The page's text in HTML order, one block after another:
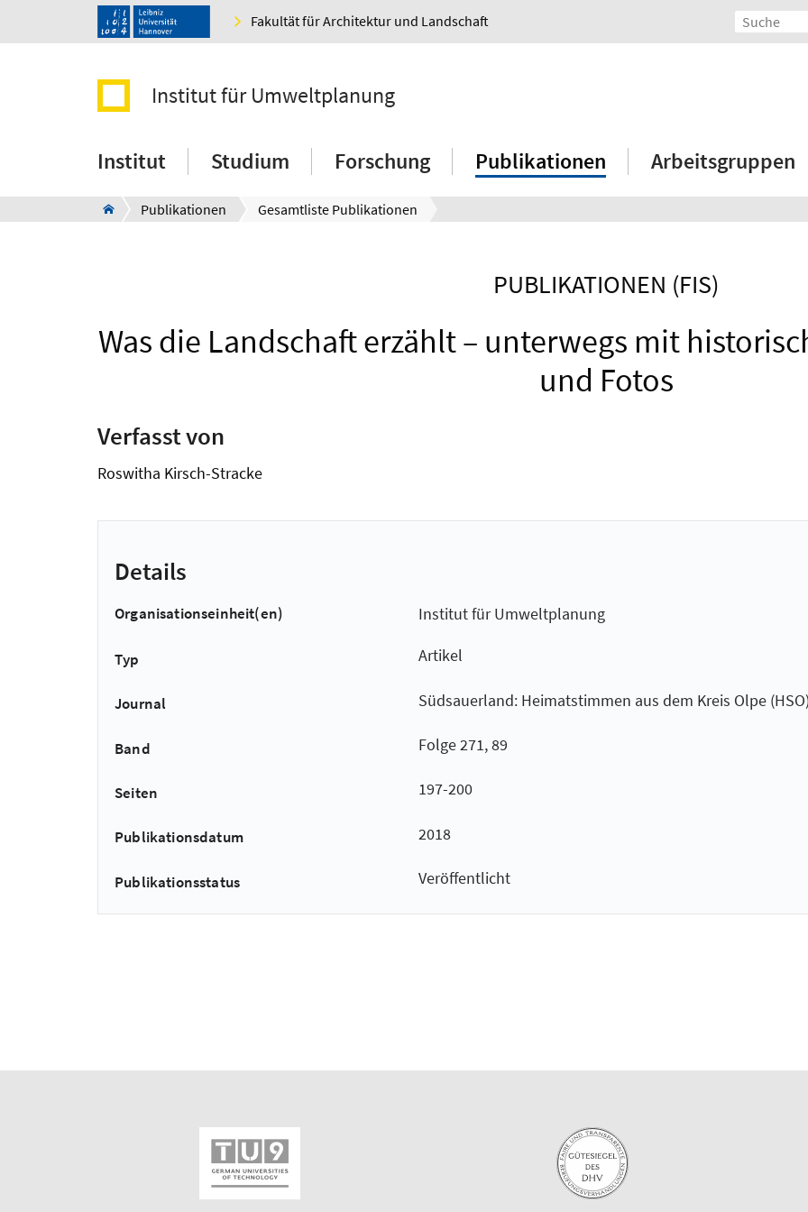
Fakultät für Architektur und Landschaft
Institut für Umweltplanung
Institut Studium Forschung Publikationen Arbeitsgruppen
Publikationen Gesamtliste Publikationen
PUBLIKATIONEN (FIS)
Was die Landschaft erzählt – unterwegs mit
und Fotos
Verfasst von
Roswitha Kirsch-Stracke
Details
Organisationseinheit(en) Institut für Umweltplanung
Typ Artikel
Journal Südsauerland: Heimatstimmen aus dem Kreis Olpe
Band Folge 271, 89
Seiten 197-200
Publikationsdatum 2018
Publikationsstatus Veröffentlicht